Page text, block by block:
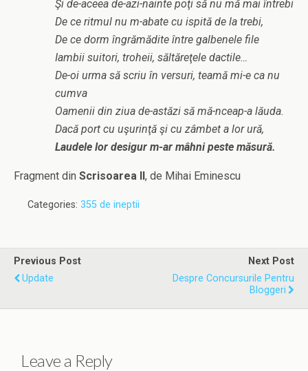
Şi de-aceea de-azi-nainte poţi să nu mă mai întrebi
De ce ritmul nu m-abate cu ispită de la trebi,
De ce dorm îngrămădite între galbenele file
Iambii suitori, troheii, săltăreţele dactile…
De-oi urma să scriu în versuri, teamă mi-e ca nu
cumva
Oamenii din ziua de-astăzi să mă-nceap-a lăuda.
Dacă port cu uşurinţă şi cu zâmbet a lor ură,
Laudele lor desigur m-ar mâhni peste măsură.
Fragment din Scrisoarea II, de Mihai Eminescu
Categories: 355 de ineptii
Previous Post
Update
Next Post
Despre Concursurile Pentru
Bloggeri
Leave a Reply